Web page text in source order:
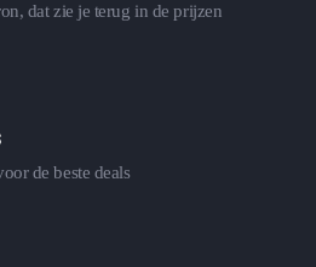
dat zie je terug in de prijzen
de beste deals